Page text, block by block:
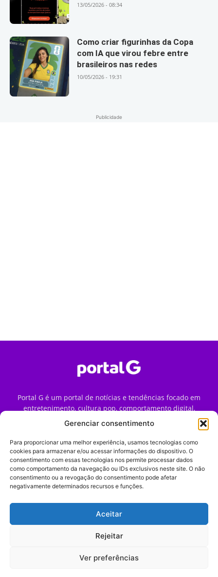
Gerenciar consentimento
Para proporcionar uma melhor experiência, usamos tecnologias como
cookies para armazenar e/ou acessar informações do dispositivo. O
consentimento com essas tecnologias nos permite processar dados
como comportamento da navegação ou IDs exclusivos neste site. O não
consentimento ou a revogação do consentimento pode afetar
negativamente determinados recursos e funções.
Aceitar
Rejeitar
Ver preferências
13/05/2026 - 08:34
Como criar figurinhas da Copa
com IA que virou febre entre
brasileiros nas redes
10/05/2026 - 19:31
Publicidade
Portal G é um portal de notícias e tendências focado em
entretenimento, cultura pop, comportamento digital,
streaming, games e iniciativas de marca que impactam a
forma como o público vive e consome internet no Brasil.
Contato:contato@portalg.com.br
Início Sobre
Termos de Uso
Política de Privacidade
Contato